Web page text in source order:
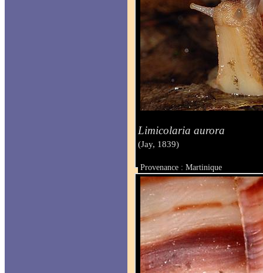
Limicolaria aurora
(Jay, 1839)
Provenance : Martinique
Taille :